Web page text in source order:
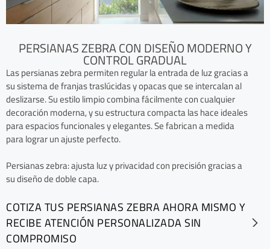
PERSIANAS ZEBRA CON DISEÑO MODERNO Y
CONTROL GRADUAL
Las persianas zebra permiten regular la entrada de luz gracias a
su sistema de franjas traslúcidas y opacas que se intercalan al
deslizarse. Su estilo limpio combina fácilmente con cualquier
decoración moderna, y su estructura compacta las hace ideales
para espacios funcionales y elegantes. Se fabrican a medida
para lograr un ajuste perfecto.
Persianas zebra: ajusta luz y privacidad con precisión gracias a
su diseño de doble capa.
COTIZA TUS PERSIANAS ZEBRA AHORA MISMO Y
RECIBE ATENCIÓN PERSONALIZADA SIN
COMPROMISO